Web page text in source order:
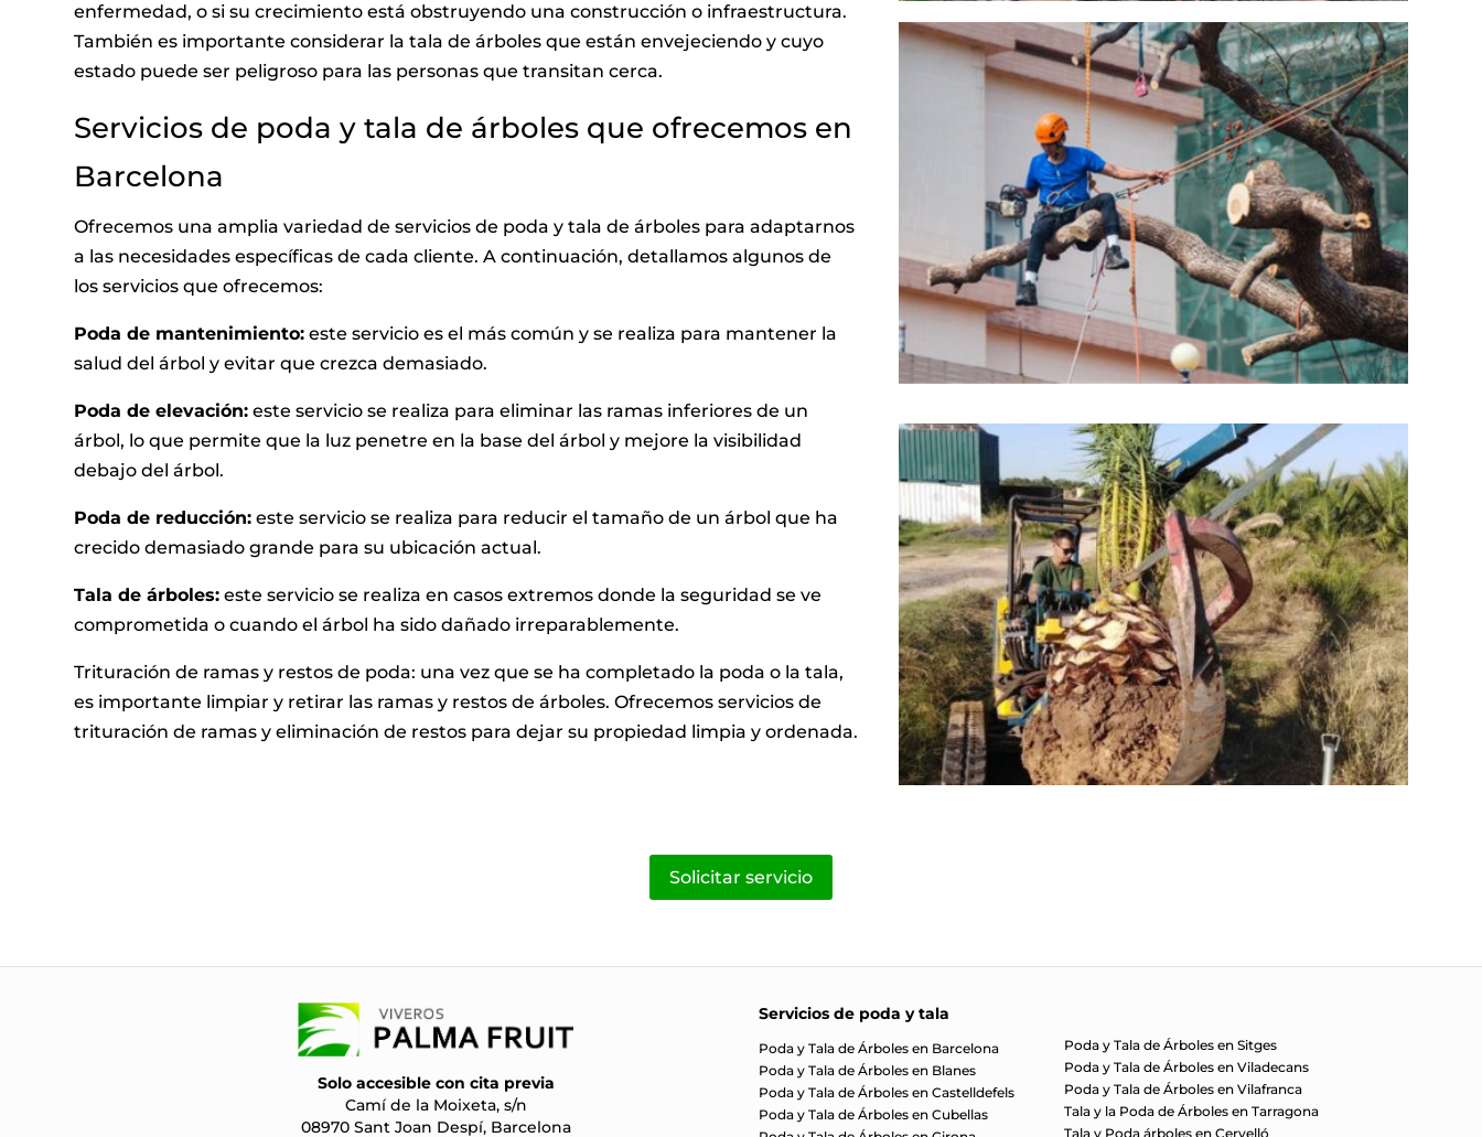
enfermedad, o si su crecimiento está obstruyendo una construcción o infraestructura.
También es importante considerar la tala de árboles que están envejeciendo y cuyo
estado puede ser peligroso para las personas que transitan cerca.
Servicios de poda y tala de árboles que ofrecemos en
Barcelona
Ofrecemos una amplia variedad de servicios de poda y tala de árboles para adaptarnos
a las necesidades específicas de cada cliente. A continuación, detallamos algunos de
los servicios que ofrecemos:
Poda de mantenimiento: este servicio es el más común y se realiza para mantener la
salud del árbol y evitar que crezca demasiado.
Poda de elevación: este servicio se realiza para eliminar las ramas inferiores de un
árbol, lo que permite que la luz penetre en la base del árbol y mejore la visibilidad
debajo del árbol.
Poda de reducción: este servicio se realiza para reducir el tamaño de un árbol que ha
crecido demasiado grande para su ubicación actual.
Tala de árboles: este servicio se realiza en casos extremos donde la seguridad se ve
comprometida o cuando el árbol ha sido dañado irreparablemente.
Trituración de ramas y restos de poda: una vez que se ha completado la poda o la tala,
es importante limpiar y retirar las ramas y restos de árboles. Ofrecemos servicios de
trituración de ramas y eliminación de restos para dejar su propiedad limpia y ordenada.
Solicitar servicio
Solo accesible con cita previa
Camí de la Moixeta, s/n
08970 Sant Joan Despí, Barcelona
Servicios de poda y tala
Poda y Tala de Árboles en Barcelona
Poda y Tala de Árboles en Blanes
Poda y Tala de Árboles en Castelldefels
Poda y Tala de Árboles en Cubellas
Poda y Tala de Árboles en Sitges
Poda y Tala de Árboles en Viladecans
Poda y Tala de Árboles en Vilafranca
Tala y la Poda de Árboles en Tarragona
Tala y Poda árboles en Cervelló